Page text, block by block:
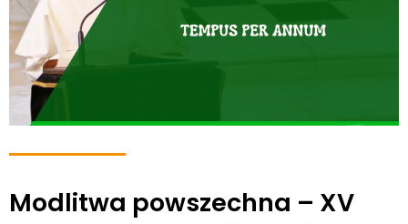
Modlitwa powszechna – XV